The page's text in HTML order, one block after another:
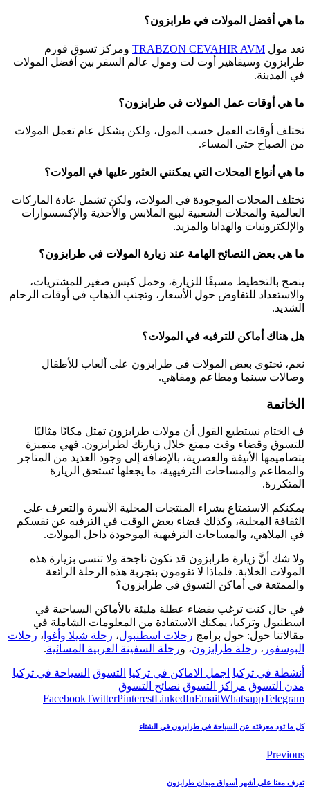
ما هي أفضل المولات في طرابزون؟
تعد مول TRABZON CEVAHIR AVM ومركز تسوق فورم
طرابزون وسيفاهير أوت لت ومول عالم السفر بين أفضل المولات
في المدينة.
ما هي أوقات عمل المولات في طرابزون؟
تختلف أوقات العمل حسب المول، ولكن بشكل عام تعمل المولات
من الصباح حتى المساء.
ما هي أنواع المحلات التي يمكنني العثور عليها في المولات؟
تختلف المحلات الموجودة في المولات، ولكن تشمل عادة الماركات
العالمية والمحلات الشعبية لبيع الملابس والأحذية والإكسسوارات
والإلكترونيات والهدايا والمزيد.
ما هي بعض النصائح الهامة عند زيارة المولات في طرابزون؟
ينصح بالتخطيط مسبقًا للزيارة، وحمل كيس صغير للمشتريات،
والاستعداد للتفاوض حول الأسعار، وتجنب الذهاب في أوقات الزحام
الشديد.
هل هناك أماكن للترفيه في المولات؟
نعم، تحتوي بعض المولات في طرابزون على ألعاب للأطفال
وصالات سينما ومطاعم ومقاهي.
الخاتمة
ف الختام نستطيع القول أن مولات طرابزون تمثل مكانًا مثاليًا
للتسوق وقضاء وقت ممتع خلال زيارتك لطرابزون. فهي متميزة
بتصاميمها الأنيقة والعصرية، بالإضافة إلى وجود العديد من المتاجر
والمطاعم والمساحات الترفيهية، ما يجعلها تستحق الزيارة
المتكررة.
يمكنكم الاستمتاع بشراء المنتجات المحلية الآسرة والتعرف على
الثقافة المحلية، وكذلك قضاء بعض الوقت في الترفيه عن نفسكم
في الملاهي، والمساحات الترفيهية الموجودة داخل المولات.
ولا شك أنَّ زيارة طرابزون قد تكون ناجحة ولا تنسى بزيارة هذه
المولات الخلابة. فلماذا لا تقومون بتجربة هذه الرحلة الرائعة
والممتعة في أماكن التسوق في طرابزون؟
في حال كنت ترغب بقضاء عطلة مليئة بالأماكن السياحية في
اسطنبول وتركيا، يمكنك الاستفادة من المعلومات الشاملة في
مقالاتنا حول: حول برامج رحلات اسطنبول، رحلة شيلا وأغوا ، رحلات
البوسفور ، رحلة طرابزون، ورحلة السفينة العربية المسائية.
أنشطة في تركيا اجمل الاماكن في تركيا التسوق السياحة في تركيا
مدن التسوق مراكز التسوق نصائح التسوق
FacebookTwitterPinterestLinkedInEmailWhatsappTelegram
كل ما تود معرفته عن السياحة في طرابزون في الشتاء
Previous
تعرف معنا على أشهر أسواق ميدان طرابزون